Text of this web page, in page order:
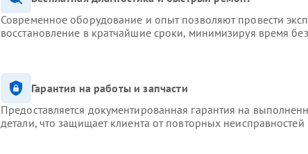
Современное оборудование и опыт позволяют провести
восстановление в кратчайшие сроки, минимизируя время без
Гарантия на работы и запчасти
Предоставляется документированная гарантия на
детали, что защищает клиента от повторных неисправностей